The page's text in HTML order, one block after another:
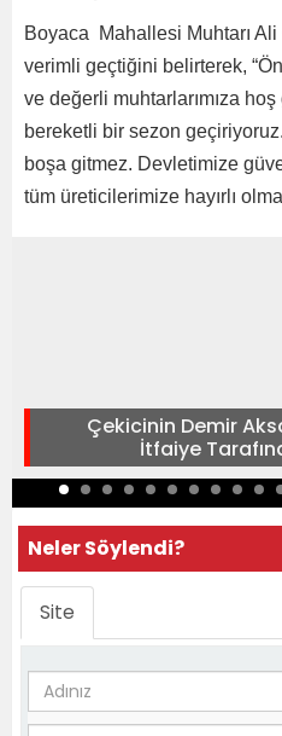
Boyaca Mahallesi Muhtarı
verimli geçtiğini belirterek,
ve değerli muhtarlarımıza
bereketli bir sezon
boşa gitmez. Devletimize
tüm üreticilerimize hayırlı
Çekicinin Demir
İtfaiye
Neler Söylendi?
Site